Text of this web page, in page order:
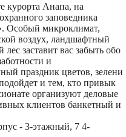
курорта Анапа, на
заповедника
Особый микроклимат,
воздух, ландшафтный
заставит вас забыть обо
и
праздник цветов, зелени
и тем, кто привык
организуют деловые
клиентов банкетный и
- 3-этажный, 7 4-